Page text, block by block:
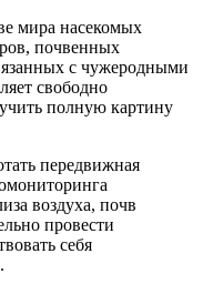
мира насекомых
почвенных
с чужеродными
свободно
полную картину
передвижная
воздуха, почв
провести
себя